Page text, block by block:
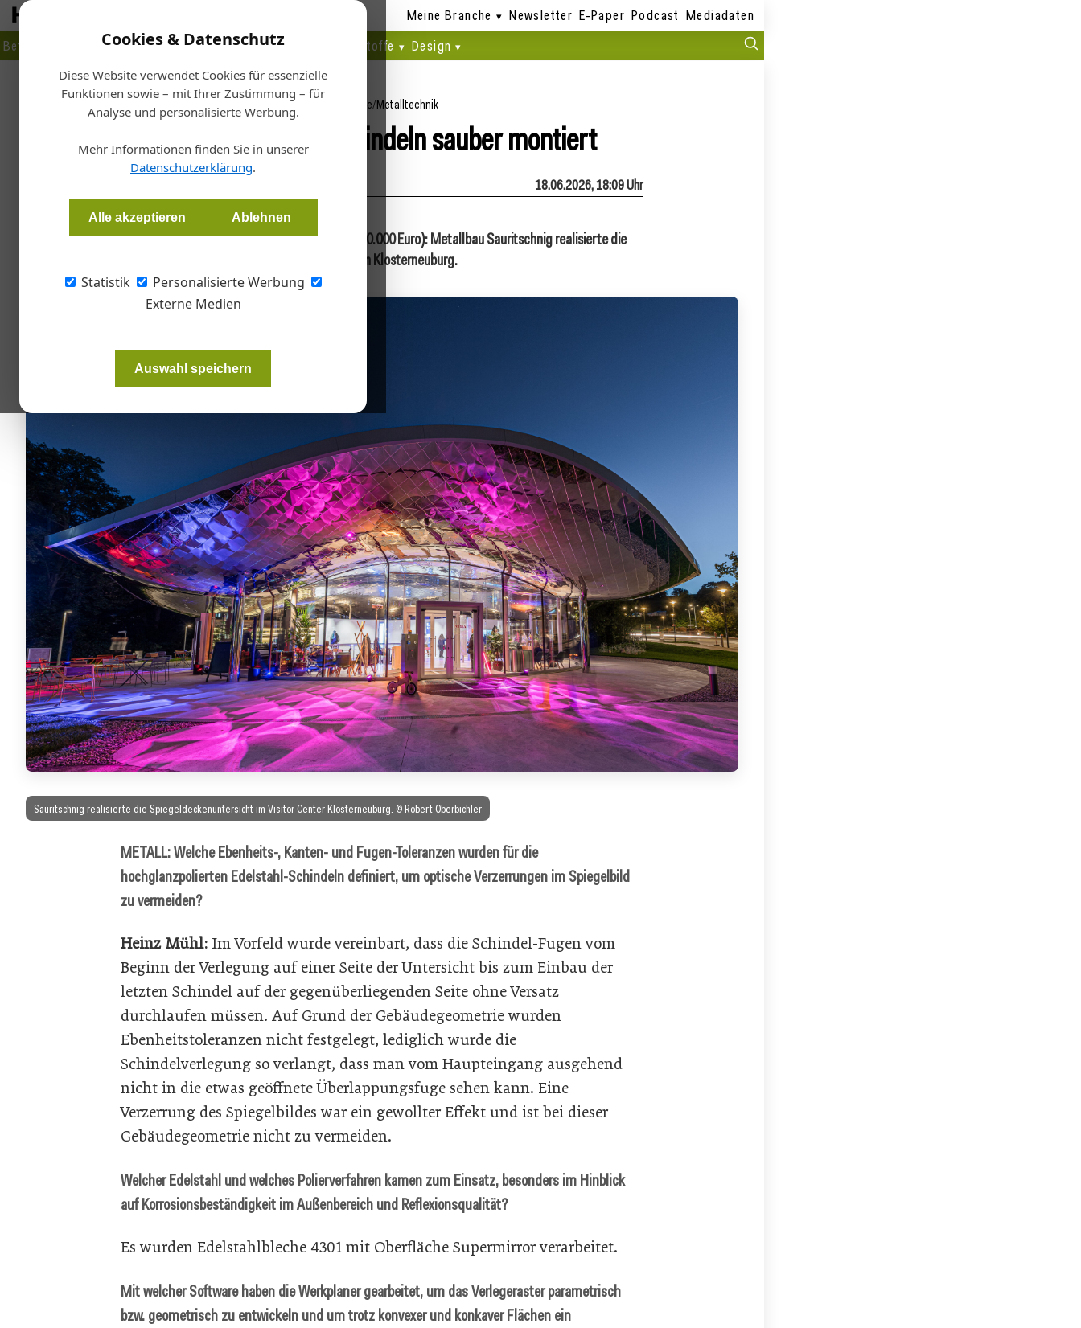
Cookies & Datenschutz
Diese Website verwendet Cookies für essenzielle
Funktionen sowie – mit Ihrer Zustimmung – für
Analyse und personalisierte Werbung.
Mehr Informationen finden Sie in unserer
Datenschutzerklärung.
Alle akzeptieren Ablehnen
Statistik
Personalisierte Werbung
Externe Medien
Auswahl speichern
Meine Branche Newsletter E-Paper Podcast Mediadaten
Betrieb
Planen Bauen Fertigen Bau- + Werkstoffe Design
Startseite/Metalltechnik
9.200 Edelstahlschindeln sauber montiert
18.06.2026, 18:09 Uhr
Metallbaupreis 2026 (Auftragsvolumen bis 1.000.000 Euro): Metallbau Sauritschnig realisierte die
Spiegeldeckenuntersicht im I08 Visitor Center in Klosterneuburg.
Sauritschnig realisierte die Spiegeldeckenuntersicht im Visitor Center Klosterneuburg. © Robert Oberbichler
METALL: Welche Ebenheits-, Kanten- und Fugen-Toleranzen wurden für die
hochglanzpolierten Edelstahl-Schindeln definiert, um optische Verzerrungen im Spiegelbild
zu vermeiden?
Heinz Mühl: Im Vorfeld wurde vereinbart, dass die Schindel-Fugen vom
Beginn der Verlegung auf einer Seite der Untersicht bis zum Einbau der
letzten Schindel auf der gegenüberliegenden Seite ohne Versatz
durchlaufen müssen. Auf Grund der Gebäudegeometrie wurden
Ebenheitstoleranzen nicht festgelegt, lediglich wurde die
Schindelverlegung so verlangt, dass man vom Haupteingang ausgehend
nicht in die etwas geöffnete Überlappungsfuge sehen kann. Eine
Verzerrung des Spiegelbildes war ein gewollter Effekt und ist bei dieser
Gebäudegeometrie nicht zu vermeiden.
Welcher Edelstahl und welches Polierverfahren kamen zum Einsatz, besonders im Hinblick
auf Korrosionsbeständigkeit im Außenbereich und Reflexionsqualität?
Es wurden Edelstahlbleche 4301 mit Oberfläche Supermirror verarbeitet.
Mit welcher Software haben die Werkplaner gearbeitet, um das Verlegeraster parametrisch
bzw. geometrisch zu entwickeln und um trotz konvexer und konkaver Flächen ein